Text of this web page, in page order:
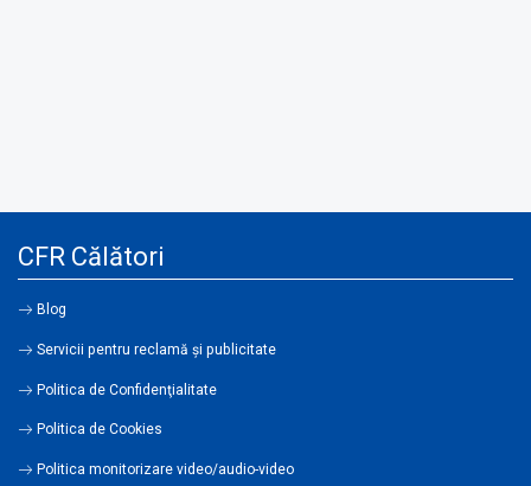
CFR Călători
Blog
Servicii pentru reclamă și publicitate
Politica de Confidenţialitate
Politica de Cookies
Politica monitorizare video/audio-video